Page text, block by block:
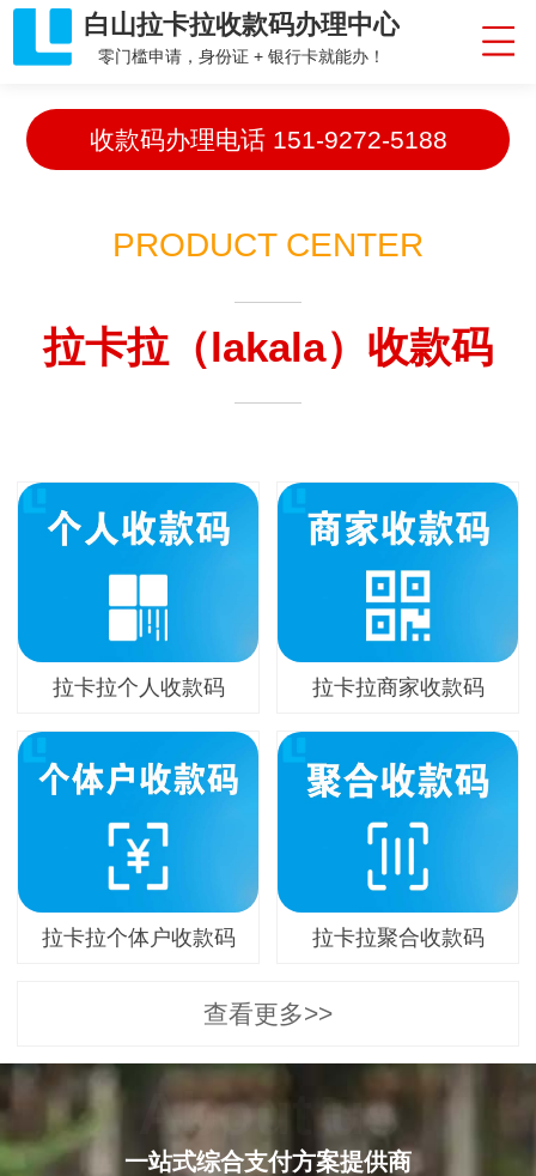
白山拉卡拉收款码办理中心
零门槛申请，身份证 + 银行卡就能办！
收款码办理电话 151-9272-5188
PRODUCT CENTER
拉卡拉（lakala）收款码
拉卡拉个人收款码 拉卡拉商家收款码
拉卡拉个体户收款码 拉卡拉聚合收款码
查看更多>>
About us
一站式综合支付方案提供商